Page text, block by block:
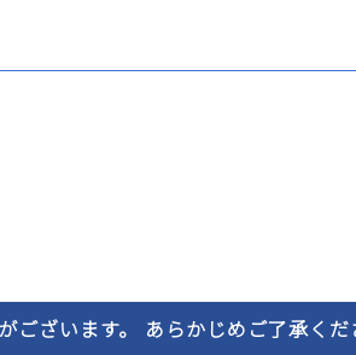
ざいます。 あらかじめご了承く